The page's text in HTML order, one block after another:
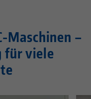
Maschinen –
für viele